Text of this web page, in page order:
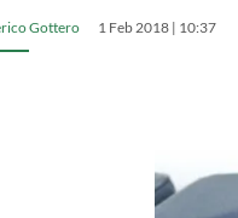
Gottero 1 Feb 2018 | 10:37